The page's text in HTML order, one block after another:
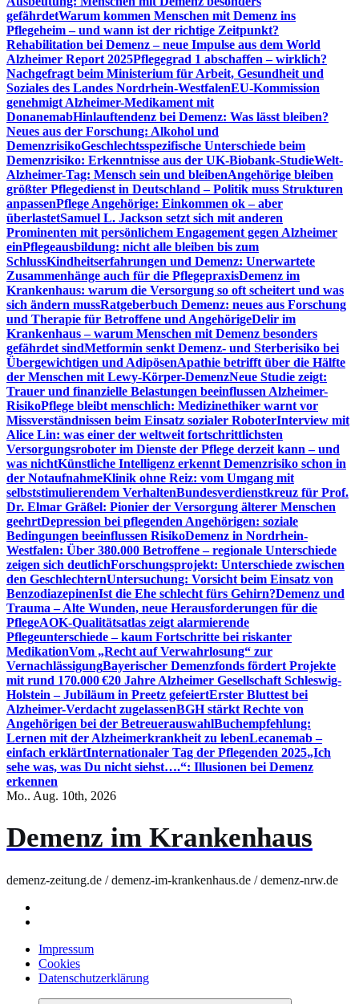
gefährdetWarum kommen Menschen mit Demenz ins
Pflegeheim – und wann ist der richtige Zeitpunkt?
Rehabilitation bei Demenz – neue Impulse aus dem World
Alzheimer Report 2025Pflegegrad 1 abschaffen – wirklich?
Nachgefragt beim Ministerium für Arbeit, Gesundheit und
Soziales des Landes Nordrhein-WestfalenEU-Kommission
genehmigt Alzheimer-Medikament mit
DonanemabHinlauftendenz bei Demenz: Was lässt bleiben?
Neues aus der Forschung: Alkohol und
DemenzrisikoGeschlechtsspezifische Unterschiede beim
Demenzrisiko: Erkenntnisse aus der UK-Biobank-StudieWelt-
Alzheimer-Tag: Mensch sein und bleibenAngehörige bleiben
größter Pflegedienst in Deutschland – Politik muss Strukturen
anpassenPflege Angehörige: Einkommen ok – aber
überlastetSamuel L. Jackson setzt sich mit anderen
Prominenten mit persönlichem Engagement gegen Alzheimer
einPflegeausbildung: nicht alle bleiben bis zum
SchlussKindheitserfahrungen und Demenz: Unerwartete
Zusammenhänge auch für die PflegepraxisDemenz im
Krankenhaus: warum die Versorgung so oft scheitert und was
sich ändern mussRatgeberbuch Demenz: neues aus Forschung
und Therapie für Betroffene und AngehörigeDelir im
Krankenhaus – warum Menschen mit Demenz besonders
gefährdet sindMetformin senkt Demenz- und Sterberisiko bei
Übergewichtigen und AdipösenApathie betrifft über die Hälfte
der Menschen mit Lewy-Körper-DemenzNeue Studie zeigt:
Trauer und finanzielle Belastungen beeinflussen Alzheimer-
RisikoPflege bleibt menschlich: Medizinethiker warnt vor
Missverständnissen beim Einsatz sozialer RoboterInterview mit
Alice Lin: was einer der weltweit fortschrittlichsten
Versorgungsroboter im Dienste der Pflege derzeit kann – und
was nichtKünstliche Intelligenz erkennt Demenzrisiko schon in
der NotaufnahmeKlinik ohne Reiz: vom Umgang mit
selbststimulierendem VerhaltenBundesverdienstkreuz für Prof.
Dr. Elmar Gräßel: Pionier der Versorgung älterer Menschen
geehrtDepression bei pflegenden Angehörigen: soziale
Bedingungen beeinflussen RisikoDemenz in Nordrhein-
Westfalen: Über 380.000 Betroffene – regionale Unterschiede
zeigen sich deutlichForschungsprojekt: Unterschiede zwischen
den GeschlechternUntersuchung: Vorsicht beim Einsatz von
BenzodiazepinenIst die Ehe schlecht fürs Gehirn?Demenz und
Trauma – Alte Wunden, neue Herausforderungen für die
PflegeAOK-Qualitätsatlas zeigt alarmierende
Pflegeunterschiede – kaum Fortschritte bei riskanter
MedikationVom „Recht auf Verwahrlosung“ zur
VernachlässigungBayerischer Demenzfonds fördert Projekte
mit rund 170.000 €20 Jahre Alzheimer Gesellschaft Schleswig-
Holstein – Jubiläum in Preetz gefeiertErster Bluttest bei
Alzheimer-Verdacht zugelassenBGH stärkt Rechte von
Angehörigen bei der BetreuerauswahlBuchempfehlung:
Lernen mit der Alzheimerkrankheit zu lebenLecanemab –
einfach erklärtInternationaler Tag der Pflegenden 2025„Ich
sehe was, was Du nicht siehst….“: Illusionen bei Demenz
erkennen
Mo.. Aug. 10th, 2026
Demenz im Krankenhaus
demenz-zeitung.de / demenz-im-krankenhaus.de / demenz-nrw.de
Impressum
Cookies
Datenschutzerklärung